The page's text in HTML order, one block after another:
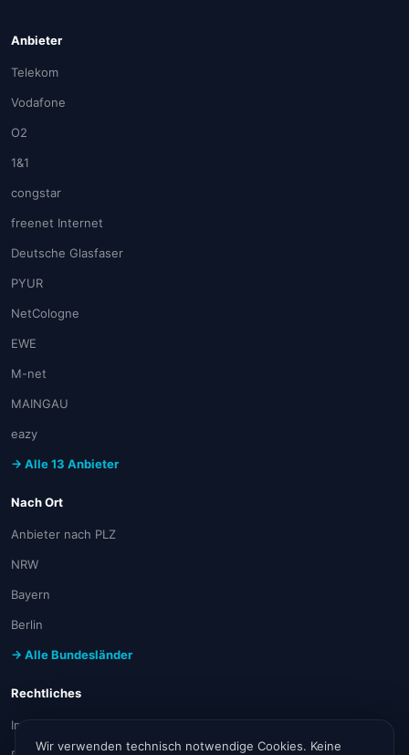
Anbieter
Telekom
Vodafone
O2
1&1
congstar
freenet Internet
Deutsche Glasfaser
PYUR
NetCologne
EWE
M-net
MAINGAU
eazy
→ Alle 13 Anbieter
Nach Ort
Anbieter nach PLZ
NRW
Bayern
Berlin
→ Alle Bundesländer
Rechtliches
Impressum
Wir verwenden technisch notwendige Cookies. Keine